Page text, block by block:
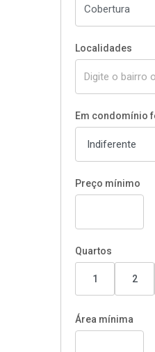
Localidades
Em condomínio
Preço mínimo
Quartos
1 2
Área mínima